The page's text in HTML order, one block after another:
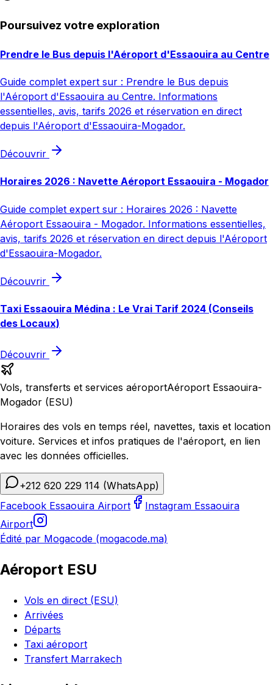
Poursuivez votre exploration
Prendre le Bus depuis l'Aéroport d'Essaouira au Centre
Guide complet expert sur : Prendre le Bus depuis
l'Aéroport d'Essaouira au Centre. Informations
essentielles, avis, tarifs 2026 et réservation en direct
depuis l'Aéroport d'Essaouira-Mogador.
Découvrir
Horaires 2026 : Navette Aéroport Essaouira - Mogador
Guide complet expert sur : Horaires 2026 : Navette
Aéroport Essaouira - Mogador. Informations essentielles,
avis, tarifs 2026 et réservation en direct depuis l'Aéroport
d'Essaouira-Mogador.
Découvrir
Taxi Essaouira Médina : Le Vrai Tarif 2024 (Conseils
des Locaux)
Découvrir
Vols, transferts et services aéroportAéroport Essaouira-
Mogador (ESU)
Horaires des vols en temps réel, navettes, taxis et location
voiture. Services et infos pratiques de l'aéroport, en lien
avec les données officielles.
+212 620 229 114 (WhatsApp)
Facebook Essaouira Airport
Instagram Essaouira
Airport
Édité par Mogacode (mogacode.ma)
Aéroport ESU
Vols en direct (ESU)
Arrivées
Départs
Taxi aéroport
Transfert Marrakech